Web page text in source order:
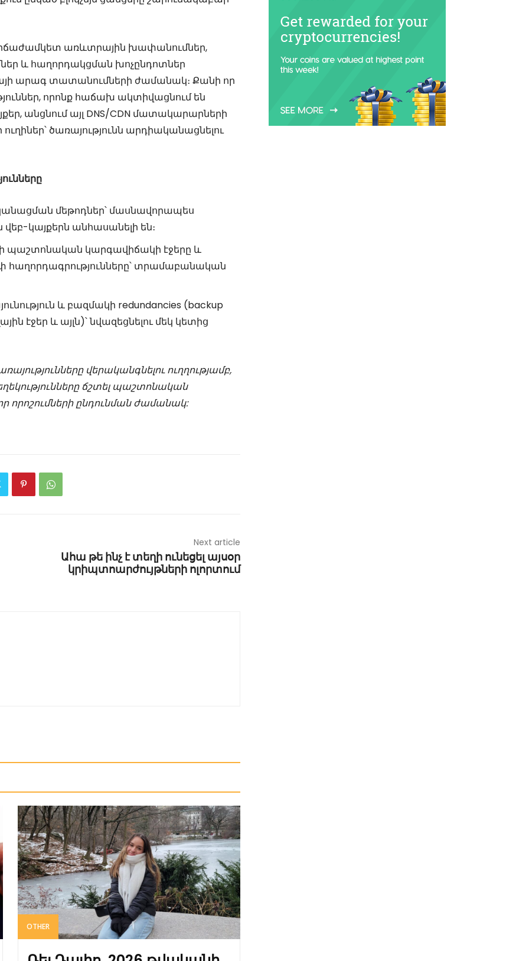
առևտրային խափանումներ,
և հաղորդակցման խոչընդոտներ
արագ տատանումների ժամանակ։ Քանի որ
որոնք հաճախ ակտիվացնում են
անցնում այլ DNS/CDN մատակարարների
ծառայությունն արդիականացնելու
մեթոդներ՝ մասնավորապես
կայքերն անհասանելի են։
պաշտոնական կարգավիճակի էջերը և
հաղորդագրությունները՝ տրամաբանական
և բազմակի redundancies (backup
էջեր և այլն)՝ նվազեցնելու մեկ կետից
վերականգնելու ուղղությամբ,
ճշտել պաշտոնական
որոշումների ընդունման ժամանակ:
Next article
Ահա թե ինչ է տեղի ունեցել այսօր
կրիպտոարժույթների ոլորտում
OTHER